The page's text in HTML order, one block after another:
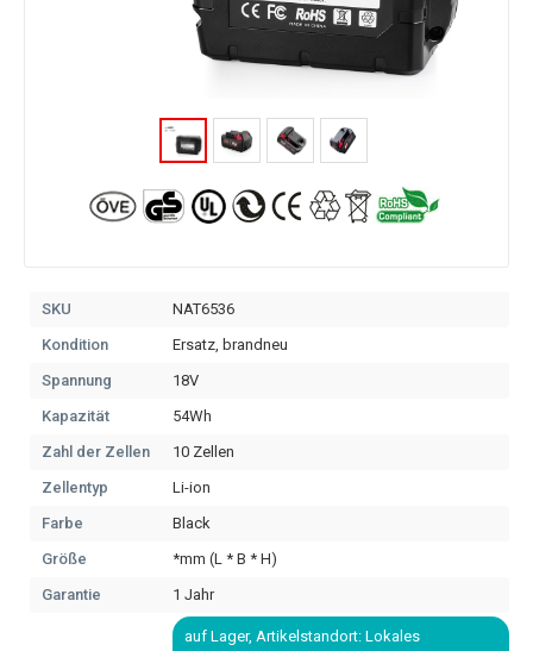
SKU
NAT6536
Kondition
Ersatz, brandneu
Spannung
18V
Kapazität
54Wh
Zahl der Zellen
10 Zellen
Zellentyp
Li-ion
Farbe
Black
Größe
*mm (L * B * H)
Garantie
1 Jahr
auf Lager, Artikelstandort: Lokales